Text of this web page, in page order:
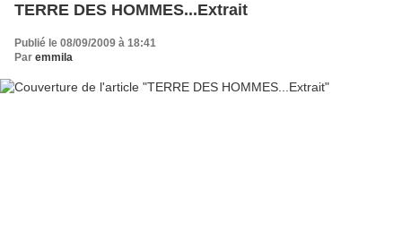
TERRE DES HOMMES...Extrait
Publié le 08/09/2009 à 18:41
Par emmila